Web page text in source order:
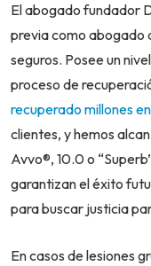
El abogado fundador
previa como abogado
seguros. Posee un
proceso de
recuperado millones
clientes, y hemos
Avvo®, 10.0 o
garantizan el éxito
para buscar justicia
En casos de lesiones